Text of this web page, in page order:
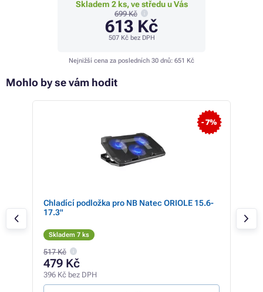
Skladem 2 ks, ve středu u Vás
699 Kč
613 Kč
507 Kčbez DPH
Nejnižší cena za posledních 30 dnů: 651 Kč
Mohlo by se vám hodit
- 7%
Chladící podložka pro NB Natec ORIOLE 15.6-
17.3"
Skladem 7 ks
517 Kč
479 Kč
396 Kč bez DPH